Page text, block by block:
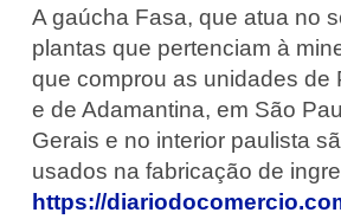
A gaúcha Fasa, que atua no
plantas que pertenciam à
que comprou as unidades de
e de Adamantina, em São
Gerais e no interior paulista
usados na fabricação de
https://